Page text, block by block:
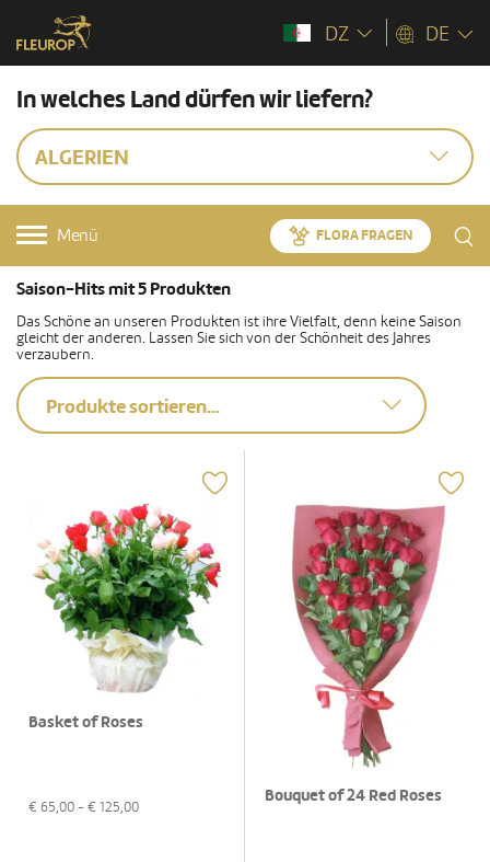
DZ DE
In welches Land dürfen wir liefern?
ALGERIEN
Menü FLORA FRAGEN
Saison-Hits mit 5 Produkten
Das Schöne an unseren Produkten ist ihre Vielfalt, denn keine Saison
gleicht der anderen. Lassen Sie sich von der Schönheit des Jahres
verzaubern.
Produkte sortieren...
Basket of Roses
€ 65,00 - € 125,00
Bouquet of 24 Red Roses